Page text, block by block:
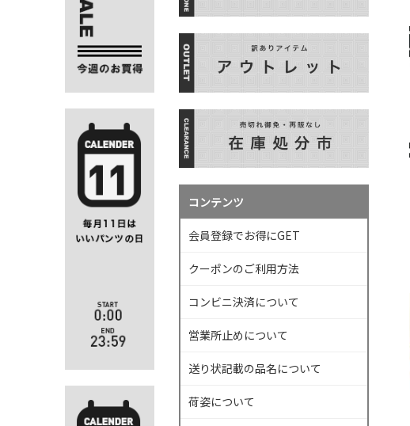
コンテンツ
会員登録でお得にGET
クーポンのご利用方法
コンビニ決済について
営業所止めについて
送り状記載の品名について
荷姿について